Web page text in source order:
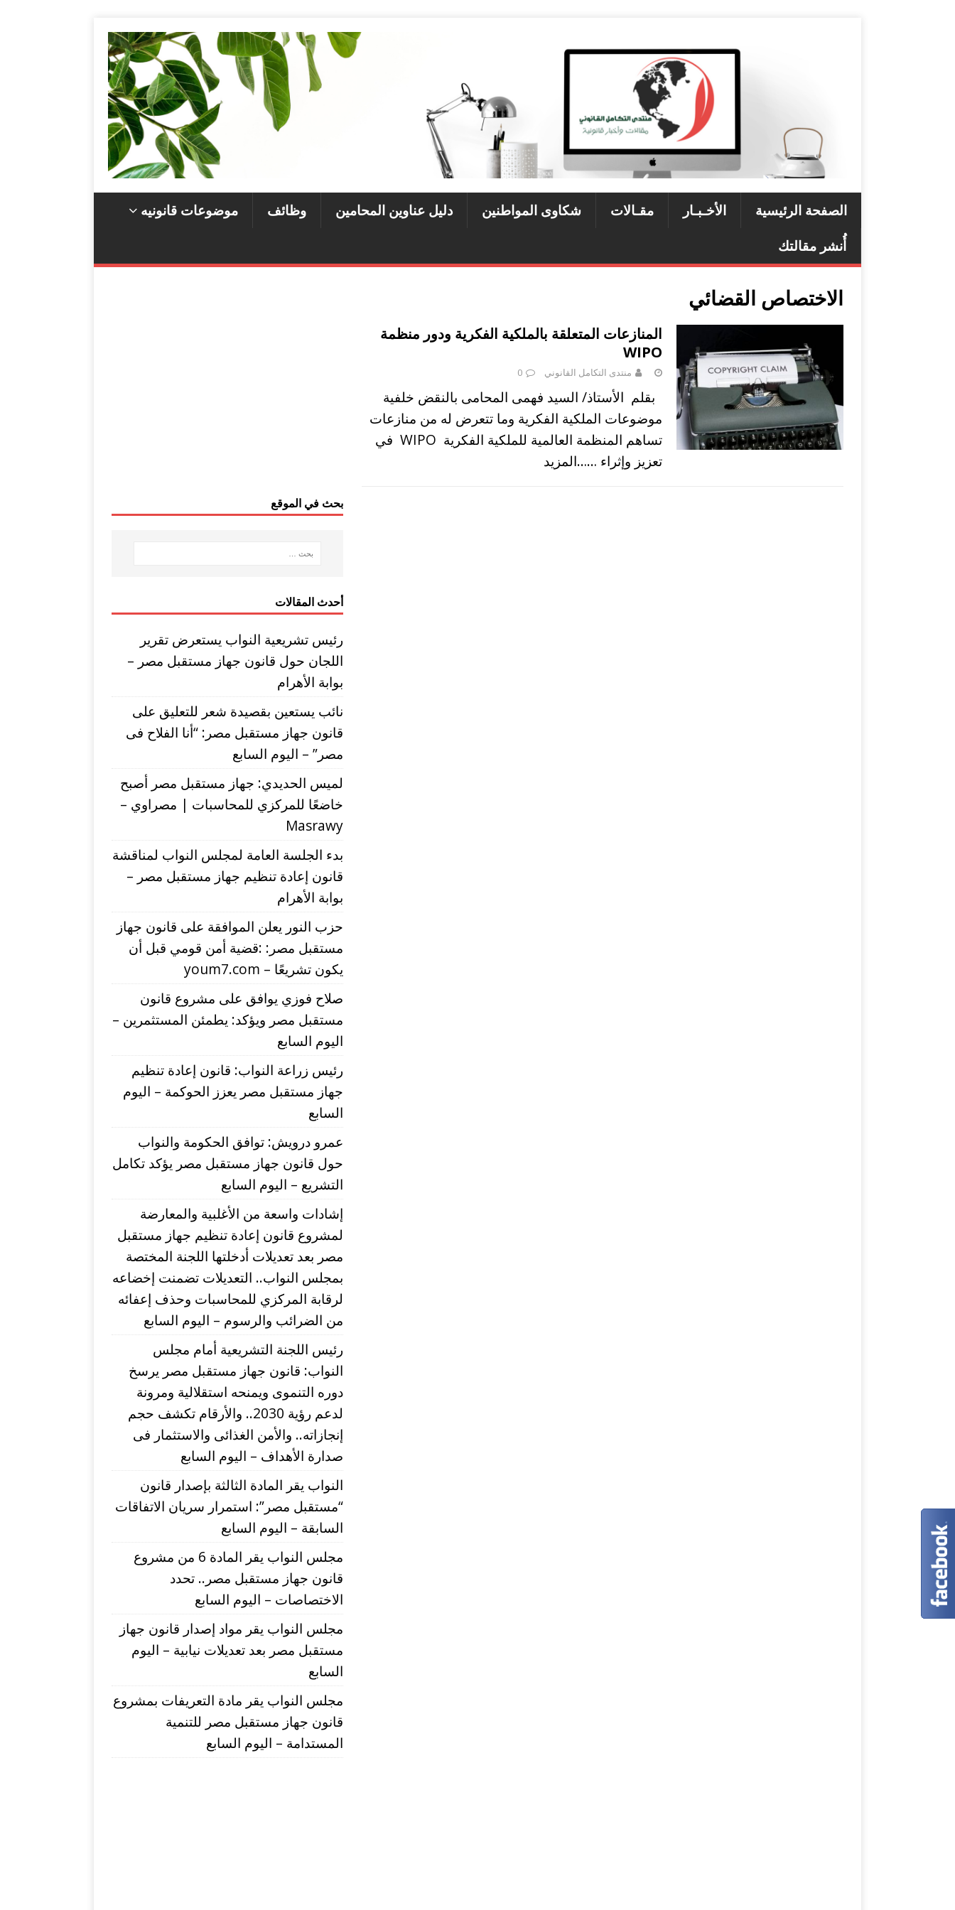
الصفحة الرئيسية الأخـبـار مقـالات شكاوى المواطنين دليل عناوين المحامين وظائف
موضوعات قانونيه
أُنشر مقالتك
الاختصاص القضائي
المنازعات المتعلقة بالملكية الفكرية ودور منظمة
WIPO
منتدى التكامل القانوني 0
بقلم الأستاذ/ السيد فهمى المحامى بالنقض خلفية
موضوعات الملكية الفكرية وما تتعرض له من منازعات
تساهم المنظمة العالمية للملكية الفكرية WIPO في
تعزيز وإثراء ……المزيد
بحث في الموقع
أحدث المقالات
رئيس تشريعية النواب يستعرض تقرير
اللجان حول قانون جهاز مستقبل مصر –
بوابة الأهرام
نائب يستعين بقصيدة شعر للتعليق على
قانون جهاز مستقبل مصر: “أنا الفلاح فى
مصر” – اليوم السابع
لميس الحديدي: جهاز مستقبل مصر أصبح
خاضعًا للمركزي للمحاسبات | مصراوي –
Masrawy
بدء الجلسة العامة لمجلس النواب لمناقشة
قانون إعادة تنظيم جهاز مستقبل مصر –
بوابة الأهرام
حزب النور يعلن الموافقة على قانون جهاز
مستقبل مصر: :قضية أمن قومي قبل أن
يكون تشريعًا – youm7.com
صلاح فوزي يوافق على مشروع قانون
مستقبل مصر ويؤكد: يطمئن المستثمرين –
اليوم السابع
رئيس زراعة النواب: قانون إعادة تنظيم
جهاز مستقبل مصر يعزز الحوكمة – اليوم
السابع
عمرو درويش: توافق الحكومة والنواب
حول قانون جهاز مستقبل مصر يؤكد تكامل
التشريع – اليوم السابع
إشادات واسعة من الأغلبية والمعارضة
لمشروع قانون إعادة تنظيم جهاز مستقبل
مصر بعد تعديلات أدخلتها اللجنة المختصة
بمجلس النواب.. التعديلات تضمنت إخضاعه
لرقابة المركزي للمحاسبات وحذف إعفائه
من الضرائب والرسوم – اليوم السابع
رئيس اللجنة التشريعية أمام مجلس
النواب: قانون جهاز مستقبل مصر يرسخ
دوره التنموى ويمنحه استقلالية ومرونة
لدعم رؤية 2030.. والأرقام تكشف حجم
إنجازاته.. والأمن الغذائى والاستثمار فى
صدارة الأهداف – اليوم السابع
النواب يقر المادة الثالثة بإصدار قانون
“مستقبل مصر”: استمرار سريان الاتفاقات
السابقة – اليوم السابع
مجلس النواب يقر المادة 6 من مشروع
قانون جهاز مستقبل مصر.. تحدد
الاختصاصات – اليوم السابع
مجلس النواب يقر مواد إصدار قانون جهاز
مستقبل مصر بعد تعديلات نيابية – اليوم
السابع
مجلس النواب يقر مادة التعريفات بمشروع
قانون جهاز مستقبل مصر للتنمية
المستدامة – اليوم السابع